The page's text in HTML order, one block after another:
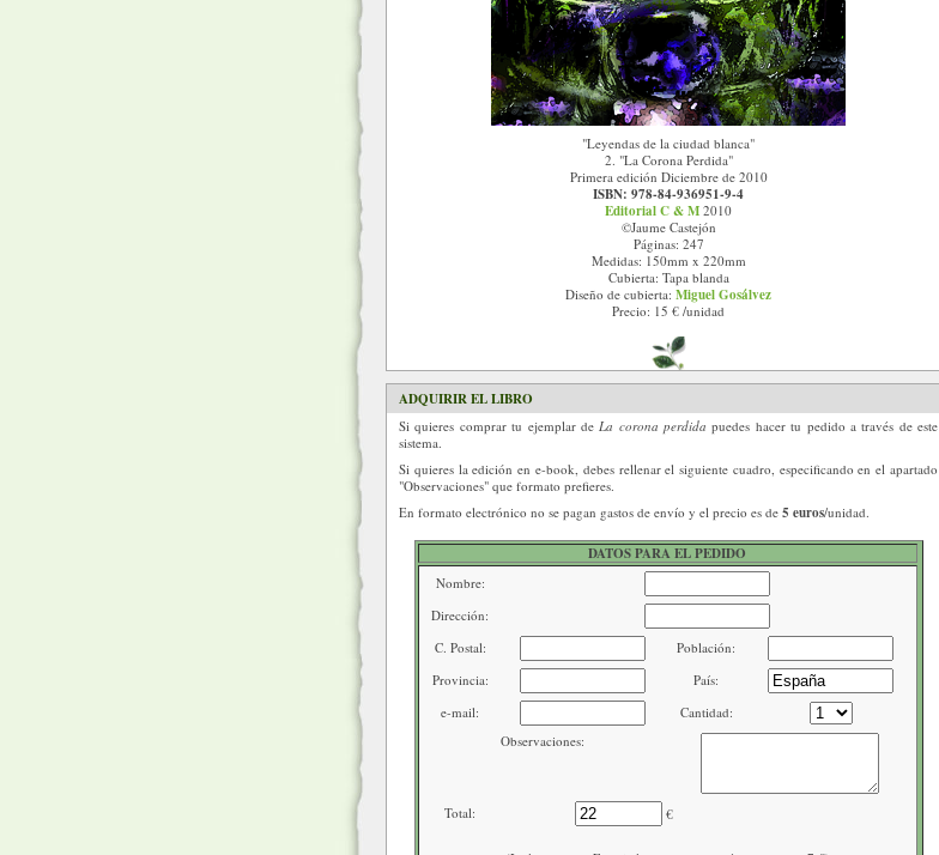
"Leyendas de la ciudad blanca"
2. "La Corona Perdida"
Primera edición Diciembre de 2010
ISBN: 978-84-936951-9-4
Editorial C & M 2010
©Jaume Castejón
Páginas: 247
Medidas: 150mm x 220mm
Cubierta: Tapa blanda
Diseño de cubierta: Miguel Gosálvez
Precio: 15 € /unidad
ADQUIRIR EL LIBRO
Si quieres comprar tu ejemplar deLa corona perdida puedes hacer tu pedido a través de este
sistema.
Si quieres la edición en e-book, debes rellenar el siguiente cuadro, especificando en el apartado
"Observaciones" que formato prefieres.
En formato electrónico no se pagan gastos de envío y el precio es de 5 euros/unidad.
DATOS PARA EL PEDIDO
Nombre:
Dirección:
C. Postal:
Población:
Provincia:
País:
e-mail:
Cantidad:
Observaciones:
Total: €